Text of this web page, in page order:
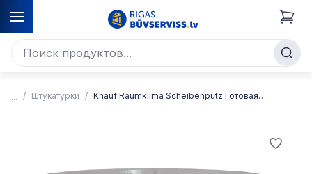
Штукатурки Knauf Raumklima Scheibenputz Готовая к употреблению известковая штукатурка